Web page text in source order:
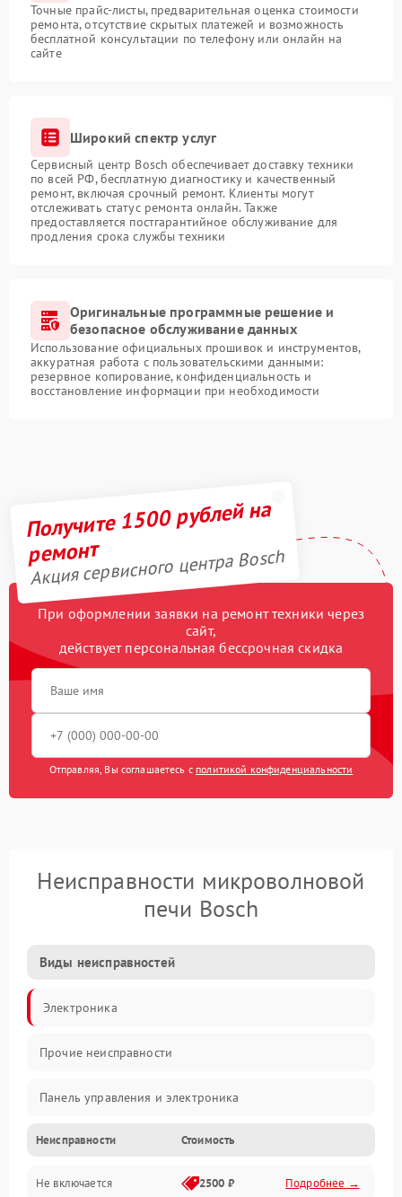
Точные прайс-листы, предварительная оценка стоимости
ремонта, отсутствие скрытых платежей и возможность
бесплатной консультации по телефону или онлайн на
сайте
Широкий спектр услуг
Сервисный центр Bosch обеспечивает доставку техники
по всей РФ, бесплатную диагностику и качественный
ремонт, включая срочный ремонт. Клиенты могут
отслеживать статус ремонта онлайн. Также
предоставляется постгарантийное обслуживание для
продления срока службы техники
Оригинальные программные решение и
безопасное обслуживание данных
Использование официальных прошивок и инструментов,
аккуратная работа с пользовательскими данными:
резервное копирование, конфиденциальность и
восстановление информации при необходимости
Получите 1500 рублей на
ремонт
Акция сервисного центра Bosch
При оформлении заявки на ремонт техники через
сайт,
действует персональная бессрочная скидка
Отправляя, Вы соглашаетесь с политикой конфиденциальности
Неисправности микроволновой
печи Bosch
Виды неисправностей
Электроника
Прочие неисправности
Панель управления и электроника
Дверца и корпус
Механика и внутренние элементы
Неисправности Стоимость
Не включается 2500 ₽ Подробнее →